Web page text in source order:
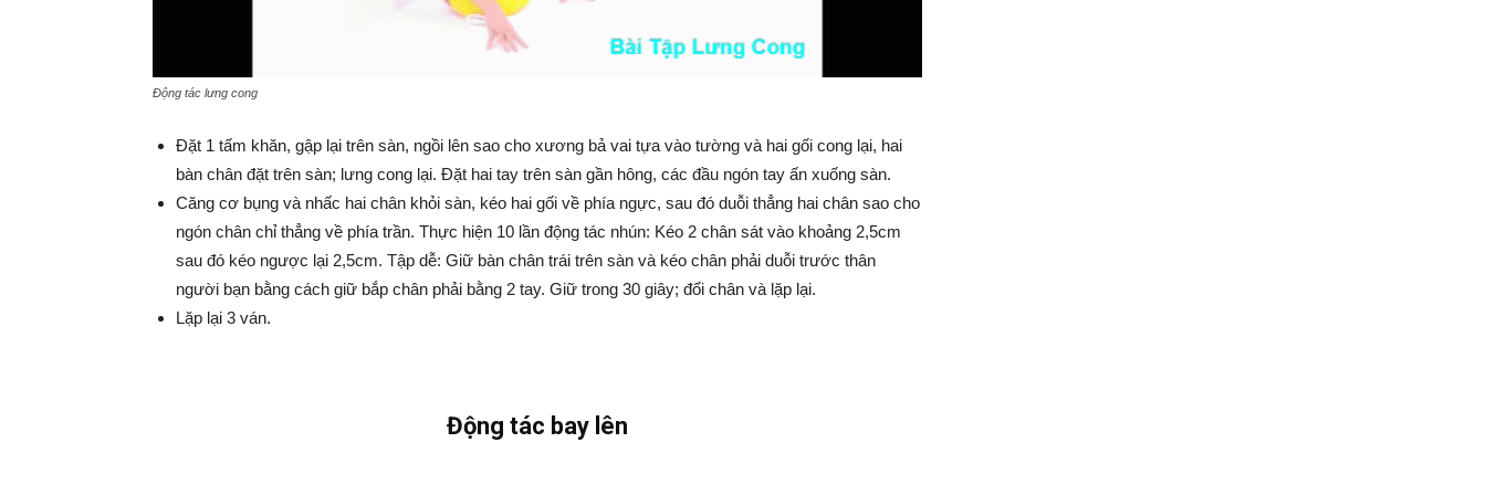
Động tác lưng cong
Đặt 1 tấm khăn, gập lại trên sàn, ngồi lên sao cho xương bả vai tựa vào tường và hai gối cong lại, hai
bàn chân đặt trên sàn; lưng cong lại. Đặt hai tay trên sàn gần hông, các đầu ngón tay ấn xuống sàn.
Căng cơ bụng và nhấc hai chân khỏi sàn, kéo hai gối về phía ngực, sau đó duỗi thẳng hai chân sao cho
ngón chân chỉ thẳng về phía trần. Thực hiện 10 lần động tác nhún: Kéo 2 chân sát vào khoảng 2,5cm
sau đó kéo ngược lại 2,5cm. Tập dễ: Giữ bàn chân trái trên sàn và kéo chân phải duỗi trước thân
người bạn bằng cách giữ bắp chân phải bằng 2 tay. Giữ trong 30 giây; đổi chân và lặp lại.
Lặp lại 3 ván.
Động tác bay lên